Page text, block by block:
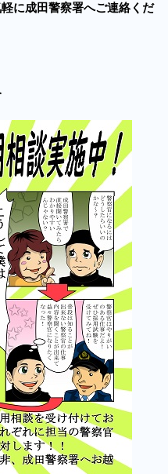
に成田警察署へご連絡くだ